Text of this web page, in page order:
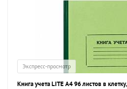
Экспресс-просмотр
Книга учета LITE А4 96 листов в